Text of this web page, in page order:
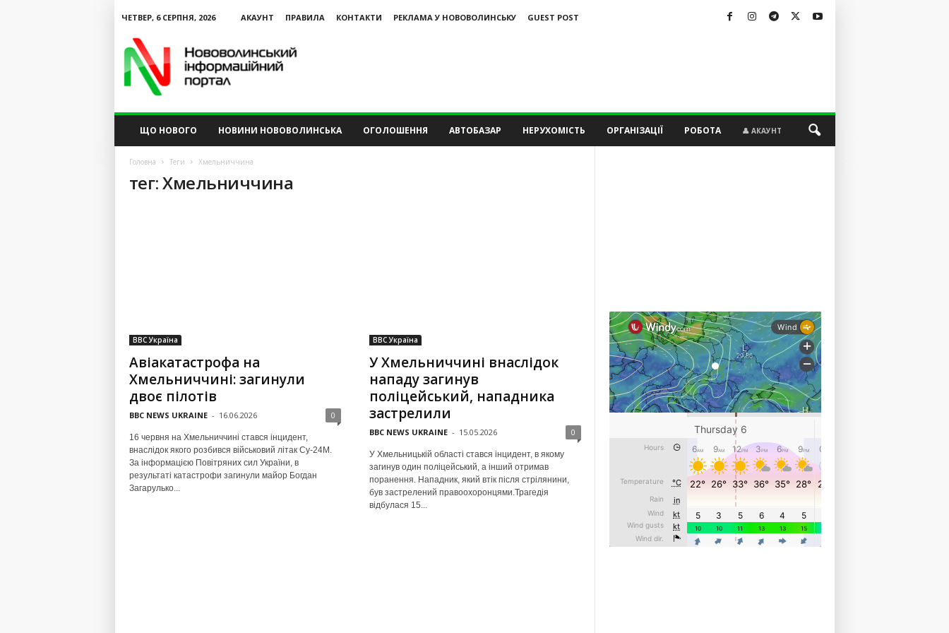
ЧЕТВЕР, 6 СЕРПНЯ, 2026 АКАУНТ ПРАВИЛА КОНТАКТИ РЕКЛАМА У НОВОВОЛИНСЬКУ
GUEST POST
ЩО НОВОГО НОВИНИ НОВОВОЛИНСЬКА ОГОЛОШЕННЯ АВТОБАЗАР НЕРУХОМІСТЬ ОРГАНІЗАЦІЇ РОБОТА 👤 АКАУНТ
Головна Теги Хмельниччина
тег: Хмельниччина
BBC Україна
Авіакатастрофа на
Хмельниччині: загинули
двоє пілотів
BBC NEWS UKRAINE - 16.06.2026 0
16 червня на Хмельниччині стався інцидент,
внаслідок якого розбився військовий літак Су-24М.
За інформацією Повітряних сил України, в
результаті катастрофи загинули майор Богдан
Загарулько...
BBC Україна
У Хмельниччині внаслідок
нападу загинув
поліцейський, нападника
застрелили
BBC NEWS UKRAINE - 15.05.2026 0
У Хмельницькій області стався інцидент, в якому
загинув один поліцейський, а інший отримав
поранення. Нападник, який втік після стрілянини,
був застрелений правоохоронцями.Трагедія
відбулася 15...